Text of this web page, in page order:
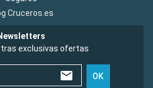
Cruceros.es
exclusivas ofertas
OK